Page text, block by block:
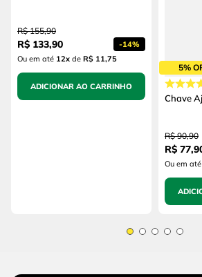
R$ 155,90
R$ 133,90 -14%
Ou em até 12x de R$ 11,75
ADICIONAR AO CARRINHO
5%
Chave
R$ 90,90
R$ 77,
Ou em até